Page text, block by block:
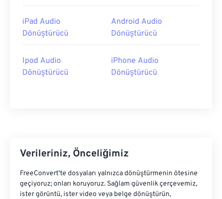
iPad Audio
Dönüştürücü
Android Audio
Dönüştürücü
Ipod Audio
Dönüştürücü
iPhone Audio
Dönüştürücü
Verileriniz, Önceliğimiz
FreeConvert'te dosyaları yalnızca dönüştürmenin ötesine
geçiyoruz; onları koruyoruz. Sağlam güvenlik çerçevemiz,
ister görüntü, ister video veya belge dönüştürün,